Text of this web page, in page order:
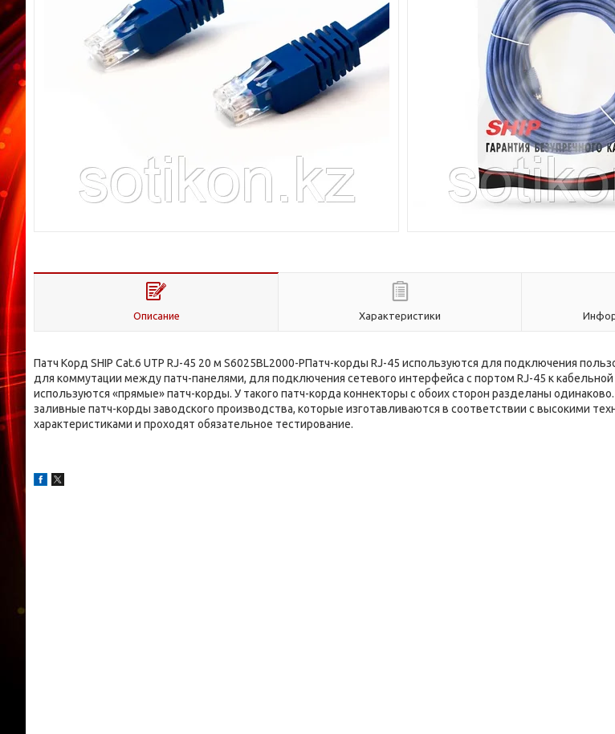
Описание Характеристики
Патч Корд SHIP Cat.6 UTP RJ-45 20 м S6025BL2000-PПатч-корды RJ-45 используются для подключения
для коммутации между патч-панелями, для подключения сетевого интерфейса c портом RJ-45 к
используются «прямые» патч-корды. У такого патч-корда коннекторы с обоих сторон разделаны
заливные патч-корды заводского производства, которые изготавливаются в соответствии с высокими
характеристиками и проходят обязательное тестирование.